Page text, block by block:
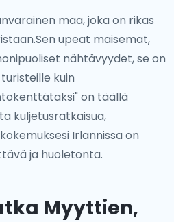
maa, joka on rikas
upeat maisemat,
nähtävyydet, se on
kuin
on täällä
kuljetusratkaisua,
Irlannissa on
ja huoletonta.
Myyttien,